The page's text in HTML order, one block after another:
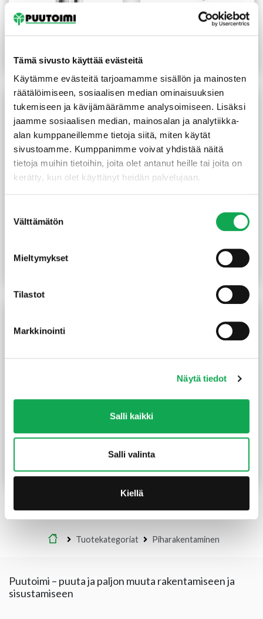
Tämä sivusto käyttää evästeitä
Käytämme evästeitä tarjoamamme sisällön ja mainosten
räätälöimiseen, sosiaalisen median ominaisuuksien
tukemiseen ja kävijämäärämme analysoimiseen. Lisäksi
jaamme sosiaalisen median, mainosalan ja analytiikka-
alan kumppaneillemme tietoja siitä, miten käytät
sivustoamme. Kumppanimme voivat yhdistää näitä
tietoja muihin tietoihin, joita olet antanut heille tai joita on
kerätty, kun olet käyttänyt heidän palvelujaan.
valinta
Välttämätön
Mieltymykset
Tilastot
Markkinointi
Näytä tiedot
Salli kaikki
Salli valinta
Kiellä
Teräsjalka kiilamalli
91x91x750 mm sinkitty
Lue lisää
Teräsjalka B-malli
91x91x150 mm sinkitty
Kuivabetoni S 100
9,50€
(0,38 €/kg)
PIIPPO Kaideköysi
keinohamppuköysi 36 mm
Teräsjalka B-malli
75x75x150 mm sinkitty
Lue lisää
Pilariharkko Leca P-240
240x240x190 mm
3,30
Lue lisää
Etusivu
Tuotekategoriat Piharakentaminen
Puutoimi – puuta ja paljon muuta rakentamiseen ja
sisustamiseen